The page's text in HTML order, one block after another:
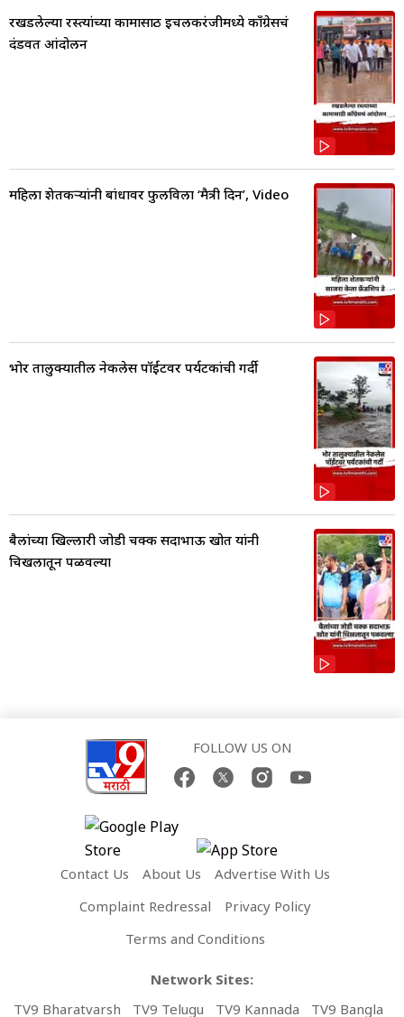
रखडलेल्या रस्त्यांच्या कामासाठी इचलकरंजीमध्ये काँग्रेसचं
दंडवत आंदोलन
महिला शेतकऱ्यांनी बांधावर फुलविला ‘मैत्री दिन’, Video
भोर तालुक्यातील नेकलेस पॉईंटवर पर्यटकांची गर्दी
बैलांच्या खिल्लारी जोडी चक्क सदाभाऊ खोत यांनी
चिखलातून पळवल्या
FOLLOW US ON
Contact Us About Us
Advertise With Us
Complaint Redressal
Privacy Policy
Terms and Conditions
Network Sites:
TV9 Bharatvarsh
TV9 Telugu TV9 Kannada TV9 Bangla